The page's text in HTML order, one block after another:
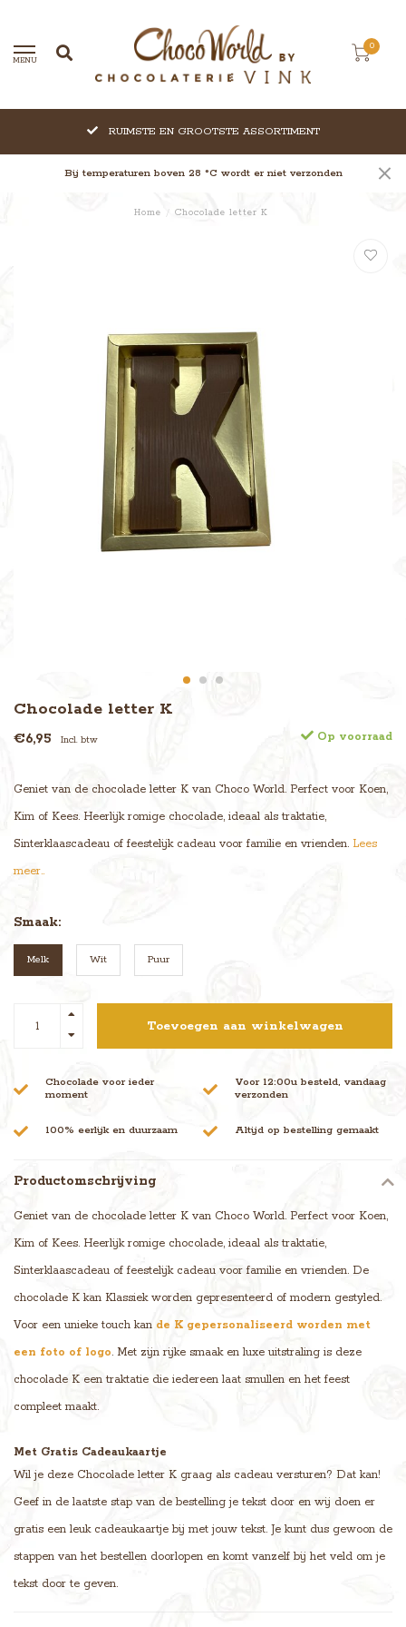
MENU
0
RUIMSTE EN GROOTSTE ASSORTIMENT
Bij temperaturen boven 28 °C wordt er niet verzonden
Home / Chocolade letter K
Chocolade letter K
€6,95 Incl. btw Op voorraad
Geniet van de chocolade letter K van Choco World. Perfect voor Koen,
Kim of Kees. Heerlijk romige chocolade, ideaal als traktatie,
Sinterklaascadeau of feestelijk cadeau voor familie en vrienden. Lees
meer..
Smaak:
Melk Wit Puur
Toevoegen aan winkelwagen
Chocolade voor ieder
moment
Voor 12:00u besteld, vandaag
verzonden
100% eerlijk en duurzaam Altijd op bestelling gemaakt
Productomschrijving
Geniet van de chocolade letter K van Choco World. Perfect voor Koen,
Kim of Kees. Heerlijk romige chocolade, ideaal als traktatie,
Sinterklaascadeau of feestelijk cadeau voor familie en vrienden. De
chocolade K kan Klassiek worden gepresenteerd of modern gestyled.
Voor een unieke touch kan de K gepersonaliseerd worden met
een foto of logo. Met zijn rijke smaak en luxe uitstraling is deze
chocolade K een traktatie die iedereen laat smullen en het feest
compleet maakt.
Met Gratis Cadeaukaartje
Wil je deze Chocolade letter K graag als cadeau versturen? Dat kan!
Geef in de laatste stap van de bestelling je tekst door en wij doen er
gratis een leuk cadeaukaartje bij met jouw tekst. Je kunt dus gewoon de
stappen van het bestellen doorlopen en komt vanzelf bij het veld om je
tekst door te geven.